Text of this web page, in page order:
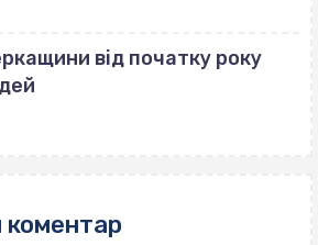
від початку року
коментар